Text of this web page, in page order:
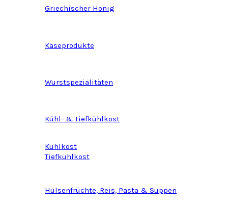
Griechischer Honig
Käseprodukte
Wurstspezialitäten
Kühl- & Tiefkühlkost
Kühlkost
Tiefkühlkost
Hülsenfrüchte, Reis, Pasta & Suppen